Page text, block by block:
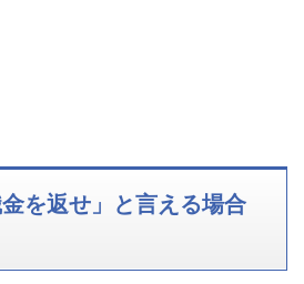
を返せ」と言える場合